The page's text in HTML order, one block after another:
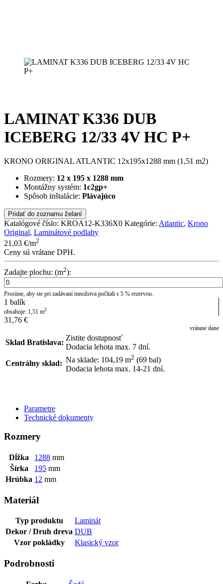
LAMINAT K336 DUB
ICEBERG 12/33 4V HC P+
KRONO ORIGINAL ATLANTIC 12x195x1288 mm (1,51 m2)
Rozmery: 12 x 195 x 1288 mm
Montážny systém: 1c2gp+
Spôsob inštalácie: Plávajúco
Pridať do zoznamu želaní
Katalógové číslo: KROA12-K336X0 Kategórie: Atlantic, Krono
Original, Laminátové podlahy
21,03 €/m2
Ceny sú vrátane DPH.
Zadajte plochu: (m2):
Prosíme, aby ste pri zadávaní množstva počítali s 5 % rezervou.
1 balík
obsahuje: 1,51 m2
31,76 €
vrátane dane
Sklad Bratislava:
Zistite dostupnosť
Dodacia lehota max. 7 dní.
Centrálny sklad: Na sklade: 104,19 m2 (69 bal)
Dodacia lehota max. 14-21 dní.
Parametre
Technické dokumenty
Rozmery
Dĺžka 1288 mm
Šírka
195 mm
Hrúbka 12 mm
Materiál
Typ produktu
Laminát
Dekor / Druh dreva DUB
Vzor pokládky
Klasický vzor
Podrobnosti